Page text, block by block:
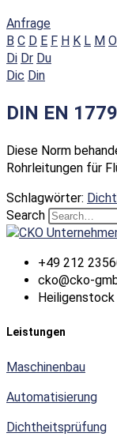
Anfrage
B C D E F H K L M O
Di Dr Du
Dic Din
DIN EN 1779
Diese Norm
Rohrleitungen für
Schlagwörter:
Search
+49 212
cko@cko-
Heiligenstock
Leistungen
Maschinenbau
Automatisierung
Dichtheitsprüfung